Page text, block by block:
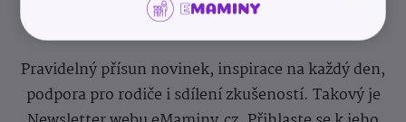
Newsletter
Pravidelný přísun novinek, inspirace na každý den,
podpora pro rodiče i sdílení zkušeností. Takový je